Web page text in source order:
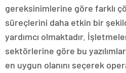
gereksinimlerine göre farklı
süreçlerini daha etkin bir
yardımcı olmaktadır.
sektörlerine göre bu
en uygun olanını seçerek